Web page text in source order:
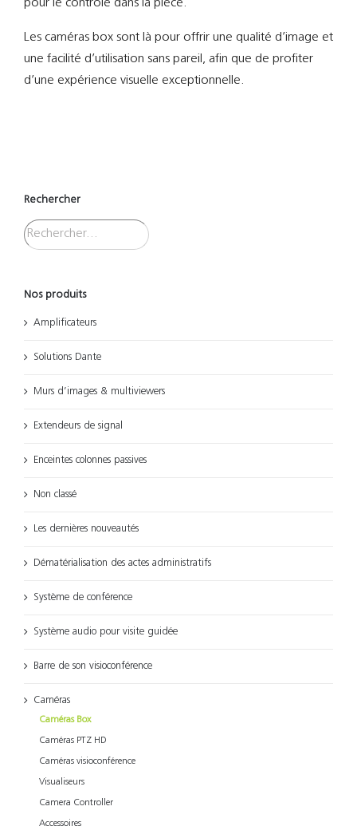
pour le contrôle dans la pièce.
Les caméras box sont là pour offrir une qualité d’image et
une facilité d’utilisation sans pareil, afin que de profiter
d’une expérience visuelle exceptionnelle.
Rechercher
Nos produits
Amplificateurs
Solutions Dante
Murs d’images & multiviewers
Extendeurs de signal
Enceintes colonnes passives
Non classé
Les dernières nouveautés
Dématérialisation des actes administratifs
Système de conférence
Système audio pour visite guidée
Barre de son visioconférence
Caméras
Caméras Box
Caméras PTZ HD
Caméras visioconférence
Visualiseurs
Camera Controller
Accessoires